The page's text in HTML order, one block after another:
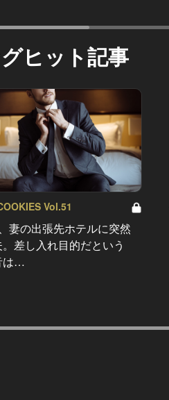
ヒット記事
Vol.51
妻の出張先ホテルに突然
差し入れ目的だという
は…